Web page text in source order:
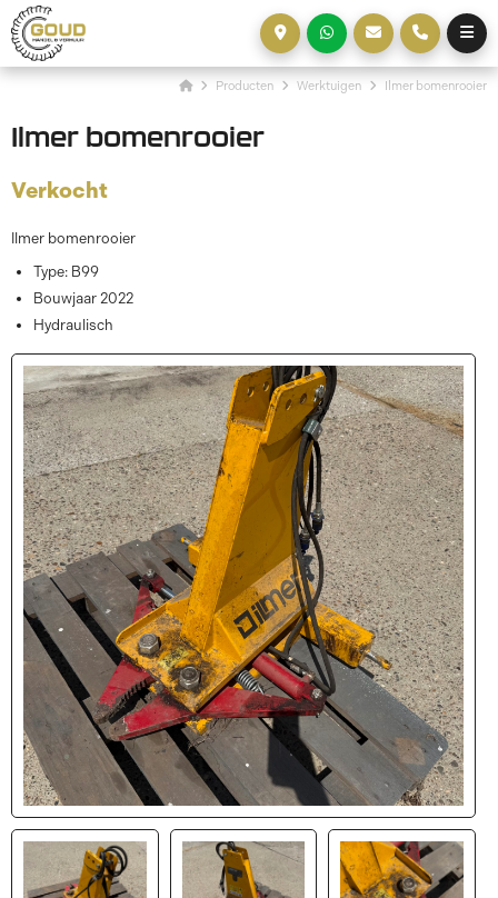
Producten Werktuigen Ilmer bomenrooier
Ilmer bomenrooier
Verkocht
Ilmer bomenrooier
Type: B99
Bouwjaar 2022
Hydraulisch